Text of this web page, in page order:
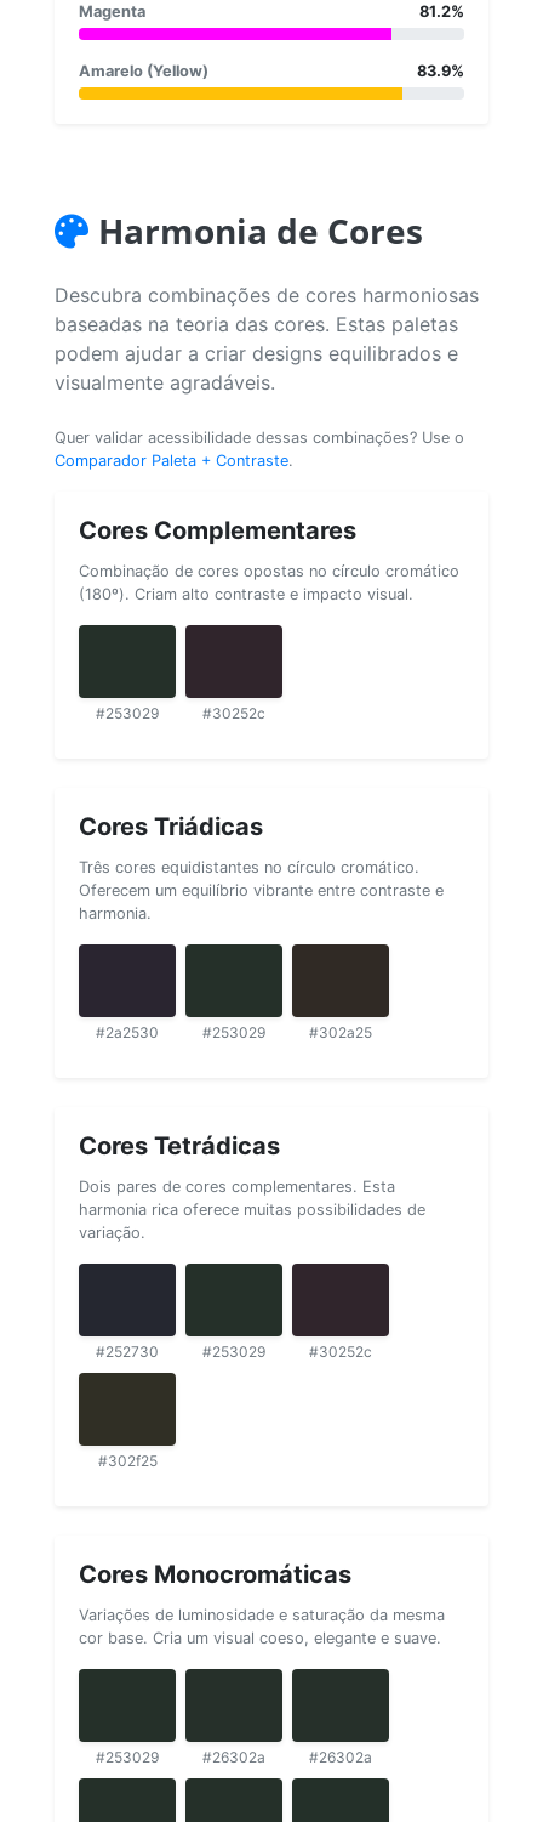
Magenta 81.2%
Amarelo (Yellow) 83.9%
Harmonia de Cores
Descubra combinações de cores harmoniosas
baseadas na teoria das cores. Estas paletas
podem ajudar a criar designs equilibrados e
visualmente agradáveis.
Quer validar acessibilidade dessas combinações? Use o
Comparador Paleta + Contraste.
Cores Complementares
Combinação de cores opostas no círculo cromático
(180º). Criam alto contraste e impacto visual.
#253029 #30252c
Cores Triádicas
Três cores equidistantes no círculo cromático.
Oferecem um equilíbrio vibrante entre contraste e
harmonia.
#2a2530 #253029 #302a25
Cores Tetrádicas
Dois pares de cores complementares. Esta
harmonia rica oferece muitas possibilidades de
variação.
#252730 #253029 #30252c
#302f25
Cores Monocromáticas
Variações de luminosidade e saturação da mesma
cor base. Cria um visual coeso, elegante e suave.
#253029 #26302a #26302a